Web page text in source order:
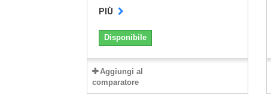
PIÙ
Disponibile
Aggiungi al
comparatore